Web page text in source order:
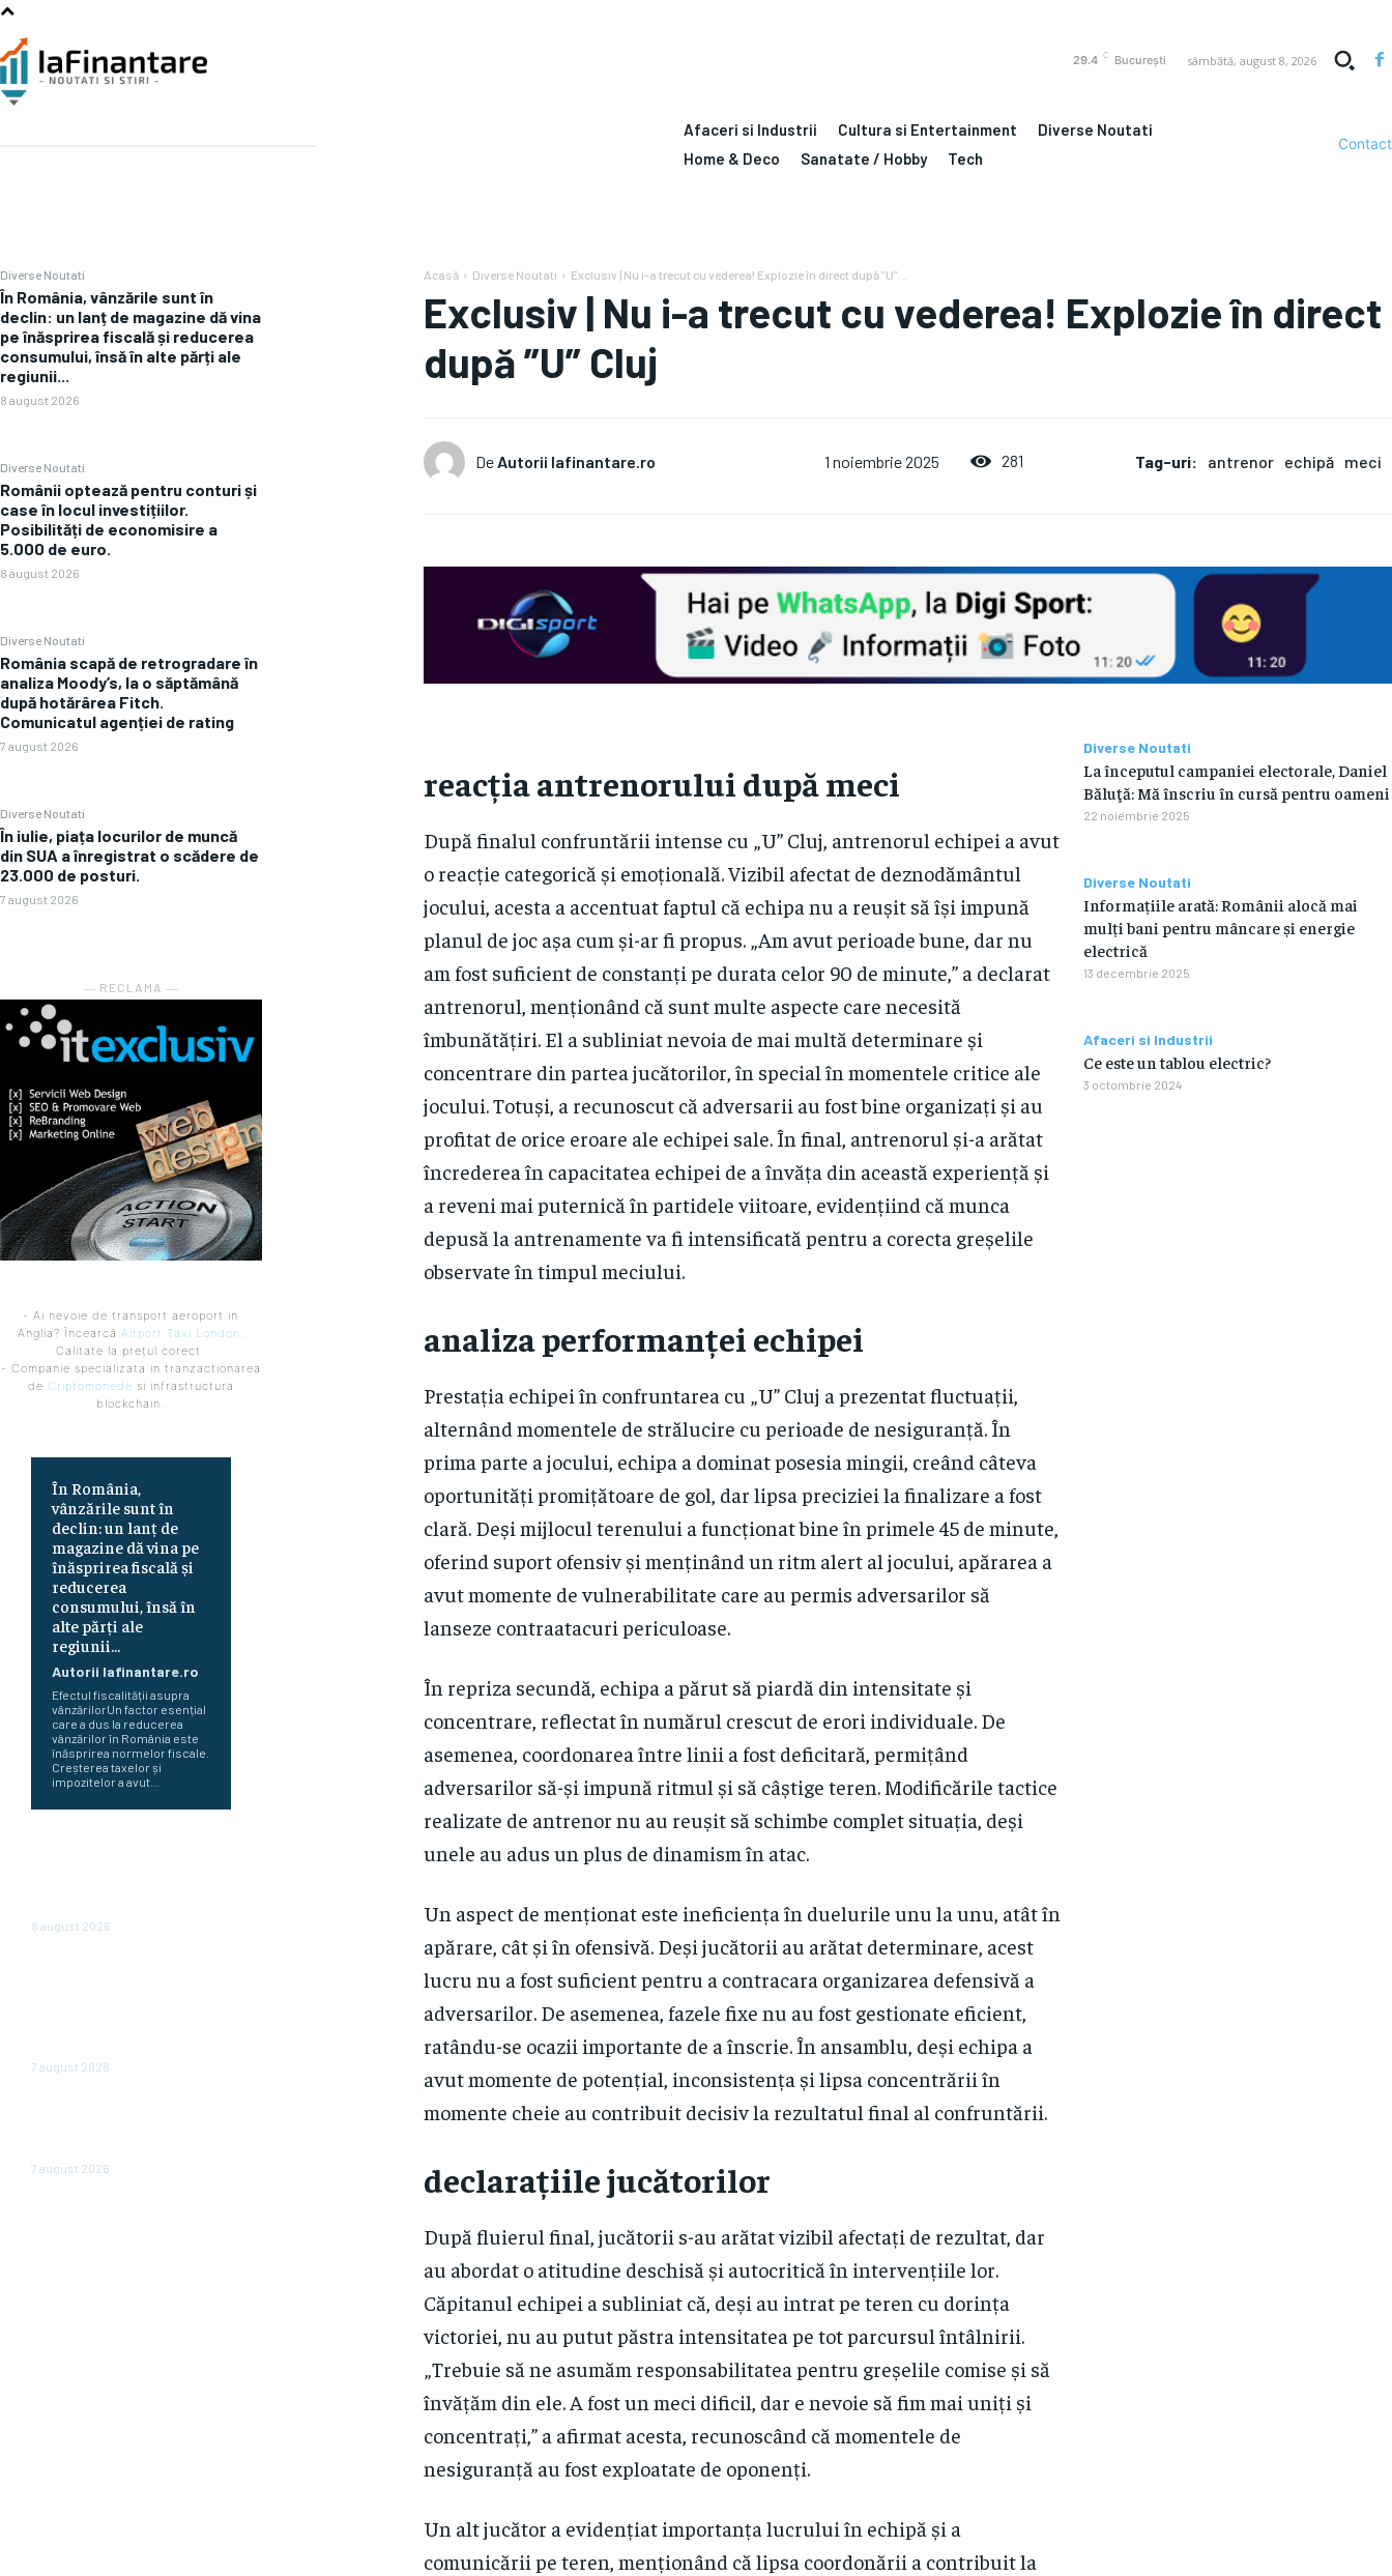
29.4 C București sâmbătă, august 8, 2026
Afaceri si Industrii Cultura si Entertainment
Diverse Noutati
Home & Deco
Sanatate / Hobby Tech
Contact
Diverse Noutati
În România, vânzările sunt în
declin: un lanț de magazine dă vina
pe înăsprirea fiscală și reducerea
consumului, însă în alte părți ale
regiunii...
8 august 2026
Diverse Noutati
Românii optează pentru conturi și
case în locul investițiilor.
Posibilități de economisire a
5.000 de euro.
8 august 2026
Diverse Noutati
România scapă de retrogradare în
analiza Moody’s, la o săptămână
după hotărârea Fitch.
Comunicatul agenției de rating
7 august 2026
Diverse Noutati
În iulie, piața locurilor de muncă
din SUA a înregistrat o scădere de
23.000 de posturi.
7 august 2026
― RECLAMA ―
- Ai nevoie de transport aeroport in
Anglia? Încearcă Airport Taxi London.
Calitate la prețul corect.
- Companie specializata in tranzactionarea
de Criptomonede si infrastructura
blockchain.
În România,
vânzările sunt în
declin: un lanț de
magazine dă vina pe
înăsprirea fiscală și
reducerea
consumului, însă în
alte părți ale
regiunii...
Autorii Iafinantare.ro
Efectul fiscalității asupra
vânzărilorUn factor esențial
care a dus la reducerea
vânzărilor în România este
înăsprirea normelor fiscale.
Creșterea taxelor și
impozitelor a avut...
8 august 2026
7 august 2026
7 august 2026
Acasă Diverse Noutati Exclusiv | Nu i-a trecut cu vederea! Explozie în direct după ”U”...
Exclusiv | Nu i-a trecut cu vederea! Explozie în direct
după ”U” Cluj
De Autorii Iafinantare.ro 1 noiembrie 2025 281 Tag-uri: antrenor echipă meci
reacția antrenorului după meci
După finalul confruntării intense cu „U” Cluj, antrenorul echipei a avut
o reacție categorică și emoțională. Vizibil afectat de deznodământul
jocului, acesta a accentuat faptul că echipa nu a reușit să își impună
planul de joc așa cum și-ar fi propus. „Am avut perioade bune, dar nu
am fost suficient de constanți pe durata celor 90 de minute,” a declarat
antrenorul, menționând că sunt multe aspecte care necesită
îmbunătățiri. El a subliniat nevoia de mai multă determinare și
concentrare din partea jucătorilor, în special în momentele critice ale
jocului. Totuși, a recunoscut că adversarii au fost bine organizați și au
profitat de orice eroare ale echipei sale. În final, antrenorul și-a arătat
încrederea în capacitatea echipei de a învăța din această experiență și
a reveni mai puternică în partidele viitoare, evidențiind că munca
depusă la antrenamente va fi intensificată pentru a corecta greșelile
observate în timpul meciului.
analiza performanței echipei
Prestația echipei în confruntarea cu „U” Cluj a prezentat fluctuații,
alternând momentele de strălucire cu perioade de nesiguranță. În
prima parte a jocului, echipa a dominat posesia mingii, creând câteva
oportunități promițătoare de gol, dar lipsa preciziei la finalizare a fost
clară. Deși mijlocul terenului a funcționat bine în primele 45 de minute,
oferind suport ofensiv și menținând un ritm alert al jocului, apărarea a
avut momente de vulnerabilitate care au permis adversarilor să
lanseze contraatacuri periculoase.
În repriza secundă, echipa a părut să piardă din intensitate și
concentrare, reflectat în numărul crescut de erori individuale. De
asemenea, coordonarea între linii a fost deficitară, permițând
adversarilor să-și impună ritmul și să câștige teren. Modificările tactice
realizate de antrenor nu au reușit să schimbe complet situația, deși
unele au adus un plus de dinamism în atac.
Un aspect de menționat este ineficiența în duelurile unu la unu, atât în
apărare, cât și în ofensivă. Deși jucătorii au arătat determinare, acest
lucru nu a fost suficient pentru a contracara organizarea defensivă a
adversarilor. De asemenea, fazele fixe nu au fost gestionate eficient,
ratându-se ocazii importante de a înscrie. În ansamblu, deși echipa a
avut momente de potențial, inconsistența și lipsa concentrării în
momente cheie au contribuit decisiv la rezultatul final al confruntării.
declarațiile jucătorilor
După fluierul final, jucătorii s-au arătat vizibil afectați de rezultat, dar
au abordat o atitudine deschisă și autocritică în intervențiile lor.
Căpitanul echipei a subliniat că, deși au intrat pe teren cu dorința
victoriei, nu au putut păstra intensitatea pe tot parcursul întâlnirii.
„Trebuie să ne asumăm responsabilitatea pentru greșelile comise și să
învățăm din ele. A fost un meci dificil, dar e nevoie să fim mai uniți și
concentrați,” a afirmat acesta, recunoscând că momentele de
nesiguranță au fost exploatate de oponenți.
Un alt jucător a evidențiat importanța lucrului în echipă și a
comunicării pe teren, menționând că lipsa coordonării a contribuit la
Diverse Noutati
La începutul campaniei electorale, Daniel
Băluţă: Mă înscriu în cursă pentru oameni
22 noiembrie 2025
Diverse Noutati
Informațiile arată: Românii alocă mai
mulți bani pentru mâncare și energie
electrică
13 decembrie 2025
Afaceri si Industrii
Ce este un tablou electric?
3 octombrie 2024